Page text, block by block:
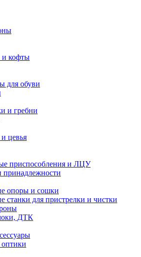
и кофты
для обуви
и гребни
цевья
приспособления и ЛЦУ
принадлежности
опоры и сошки
станки для пристрелки и чистки
ДТК